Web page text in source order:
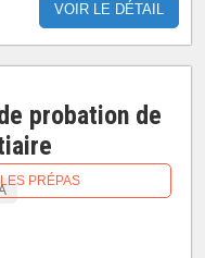
VOIR LE DÉTAIL
probation de
PRÉPAS